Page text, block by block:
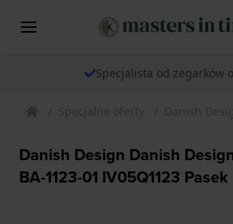
Specjalista od zegarków
Specjalne oferty Danish
Danish Design Danish
BA-1123-01 IV05Q1123 Pasek